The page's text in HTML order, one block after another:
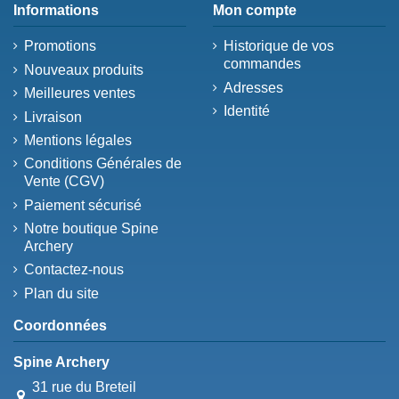
Informations
Promotions
Nouveaux produits
Meilleures ventes
Livraison
Mentions légales
Conditions Générales de
Vente (CGV)
Paiement sécurisé
Notre boutique Spine
Archery
Contactez-nous
Plan du site
Mon compte
Historique de vos
commandes
Adresses
Identité
Coordonnées
Spine Archery
31 rue du Breteil